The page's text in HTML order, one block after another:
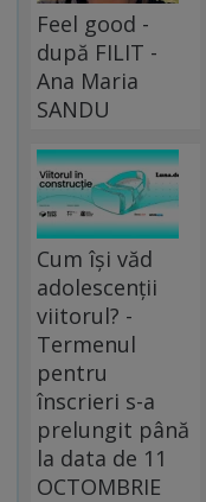
Feel good -
după FILIT -
Ana Maria
SANDU
Cum își văd
adolescenții
viitorul? -
Termenul
pentru
înscrieri s-a
prelungit până
la data de 11
OCTOMBRIE